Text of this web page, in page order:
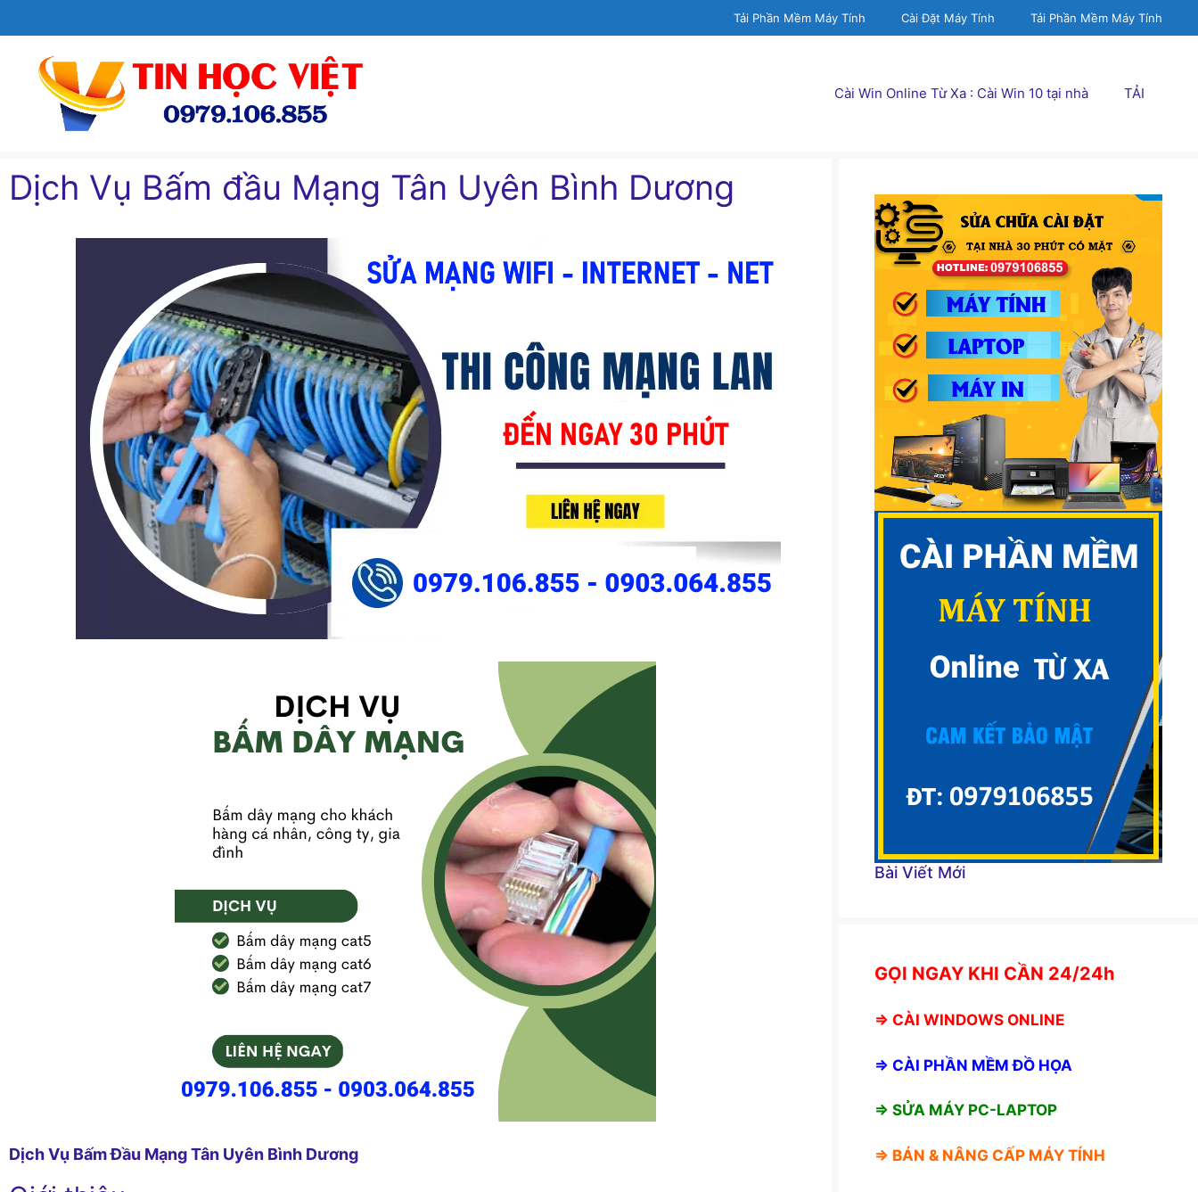
đến
Tải Phần Mềm Máy Tính Cài Đặt Máy Tính Tải Phần Mềm Máy Tính
Cài Win Online Từ Xa : Cài Win 10 tại nhà TẢI
Dịch Vụ Bấm đầu Mạng Tân Uyên Bình Dương
Dịch Vụ Bấm Đầu Mạng Tân Uyên Bình Dương
Bài Viết Mới
GỌI NGAY KHI CẦN 24/24h
⇒ CÀI WINDOWS ONLINE
⇒ CÀI PHẦN MỀM ĐỒ HỌA
⇒ SỬA MÁY PC-LAPTOP
⇒ BÁN & NÂNG CẤP MÁY TÍNH